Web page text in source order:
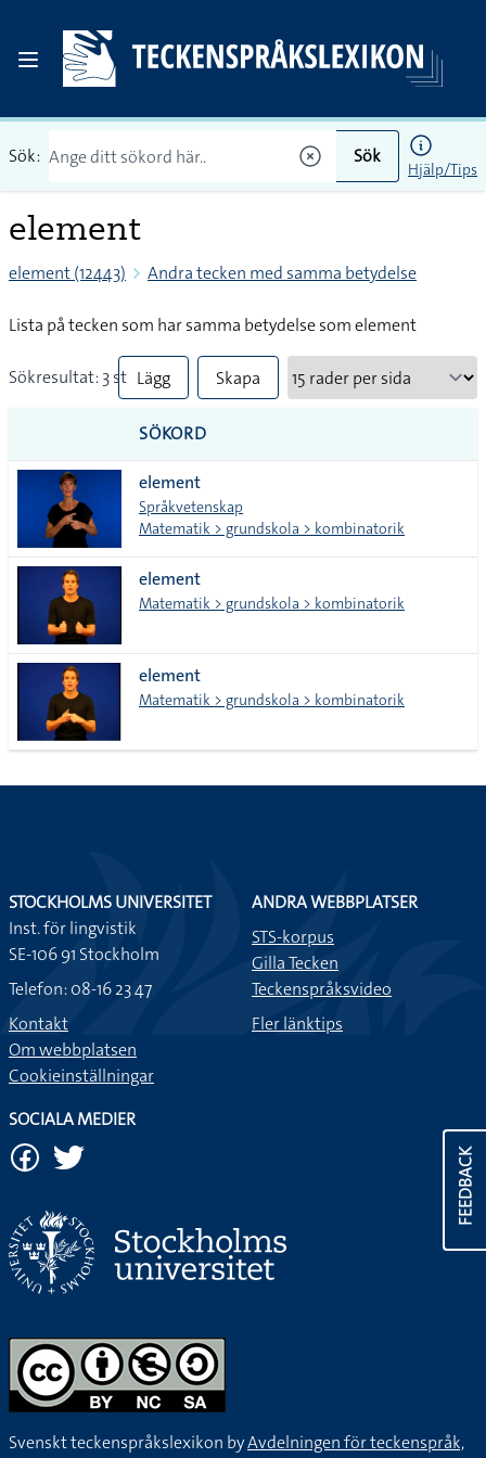
Sök: Sök
Hjälp/Tips
element
element (12443) Andra tecken med samma betydelse
Lista på tecken som har samma betydelse som element
Sökresultat: 3 st Lägg
till
alla i
lista
Skapa
SÖKORD
element
Språkvetenskap
Matematik > grundskola > kombinatorik
element
Matematik > grundskola > kombinatorik
element
Matematik > grundskola > kombinatorik
FEEDBACK
STOCKHOLMS UNIVERSITET
Inst. för lingvistik
SE-106 91 Stockholm
Telefon: 08-16 23 47
Kontakt
Om webbplatsen
Cookieinställningar
ANDRA WEBBPLATSER
STS-korpus
Gilla Tecken
Teckenspråksvideo
Fler länktips
SOCIALA MEDIER
Svenskt teckenspråkslexikon byAvdelningen för teckenspråk,